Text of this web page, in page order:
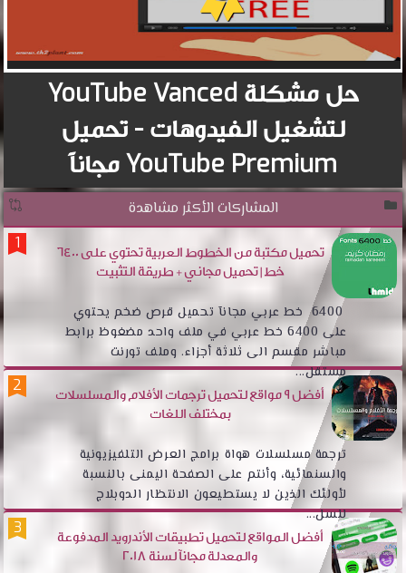
حل مشكلة YouTube Vanced
لتشغيل الفيدوهات - تحميل
YouTube Premium مجاناً
المشاركات الأكثر مشاهدة
تحميل مكتبة من الخطوط العربية تحتوي على 6400
خط | تحميل مجاني + طريقة التثبيت
6400 خط عربي مجانآ تحميل قرص ضخم يحتوي
على 6400 خط عربي في ملف واحد مضغوظ برابط
مباشر مقسم الى ثلاثة أجزاء. وملف تورنت
مستقل...
أفضل 9 مواقع لتحميل ترجمات الأفلام والمسلسلات
بمختلف اللغات
ترجمة مسلسلات هواة برامج العرض التلفيزيونية
والسنمائية، وأنتم على الصفحة اليمنى بالنسبة
لأولئك الذين لا يستطيعون الانتظار الدوبلاج
للسل...
أفضل المواقع لتحميل تطبيقات الأندرويد المدفوعة
والمعدلة مجانآ لسنة 2018